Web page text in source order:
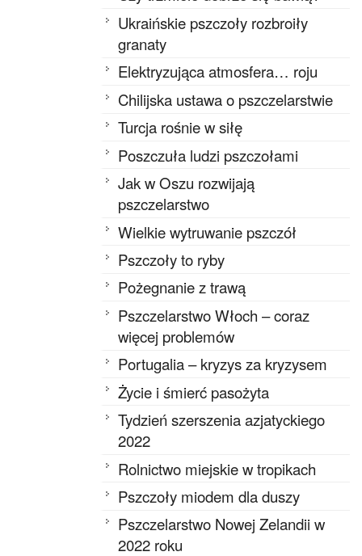
Ukraińskie pszczoły rozbroiły
granaty
Elektryzująca atmosfera… roju
Chilijska ustawa o pszczelarstwie
Turcja rośnie w siłę
Poszczuła ludzi pszczołami
Jak w Oszu rozwijają
pszczelarstwo
Wielkie wytruwanie pszczół
Pszczoły to ryby
Pożegnanie z trawą
Pszczelarstwo Włoch – coraz
więcej problemów
Portugalia – kryzys za kryzysem
Życie i śmierć pasożyta
Tydzień szerszenia azjatyckiego
2022
Rolnictwo miejskie w tropikach
Pszczoły miodem dla duszy
Pszczelarstwo Nowej Zelandii w
2022 roku